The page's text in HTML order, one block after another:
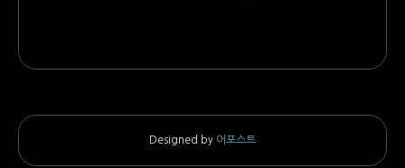
Designed by 어포스트